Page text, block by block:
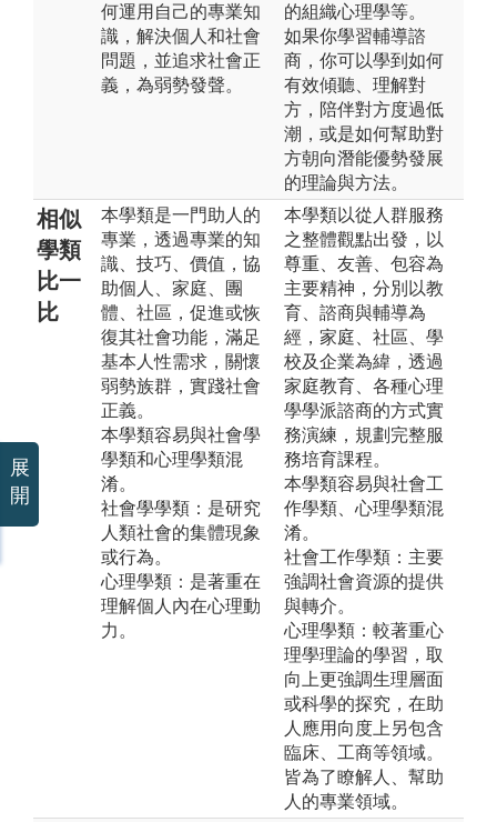
何運用自己的專業知
識，解決個人和社會
問題，並追求社會正
義，為弱勢發聲。
的組織心理學等。
如果你學習輔導諮
商，你可以學到如何
有效傾聽、理解對
方，陪伴對方度過低
潮，或是如何幫助對
方朝向潛能優勢發展
的理論與方法。
相似
學類
比一
比
本學類是一門助人的
專業，透過專業的知
識、技巧、價值，協
助個人、家庭、團
體、社區，促進或恢
復其社會功能，滿足
基本人性需求，關懷
弱勢族群，實踐社會
正義。
本學類容易與社會學
學類和心理學類混
淆。
社會學學類：是研究
人類社會的集體現象
或行為。
心理學類：是著重在
理解個人內在心理動
力。
本學類以從人群服務
之整體觀點出發，以
尊重、友善、包容為
主要精神，分別以教
育、諮商與輔導為
經，家庭、社區、學
校及企業為緯，透過
家庭教育、各種心理
學學派諮商的方式實
務演練，規劃完整服
務培育課程。
本學類容易與社會工
作學類、心理學類混
淆。
社會工作學類：主要
強調社會資源的提供
與轉介。
心理學類：較著重心
理學理論的學習，取
向上更強調生理層面
或科學的探究，在助
人應用向度上另包含
臨床、工商等領域。
皆為了瞭解人、幫助
人的專業領域。
展
開